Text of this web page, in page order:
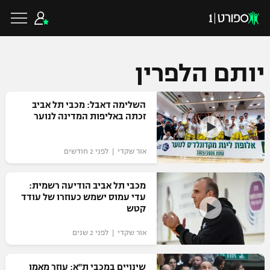
כדורגל ישראלי
ליגת העל
גביע הטוטו
ליגיונרים
גביע המדינה
כדורגל עולמי
ליגת האלופות
ליגה אירופית
ליגה אנגלית
כדורסל ישראלי
ליגת ווינר סל
ליגה לאומית
כדורסל עולמי
NBA
יותם הלפרין
השלימה דאבל: מכבי תל אביב
זכתה באליפות המדינה לנוער
אור שקדי | לפני 2 חודשים
מכבי תל אביב הודיעה רשמית:
עדי עמוס ישמש כעוזרו של עודד
קטש
אור שקדי | לפני 2 שנים
שינויים במכבי ת"א: עוזר מאמן